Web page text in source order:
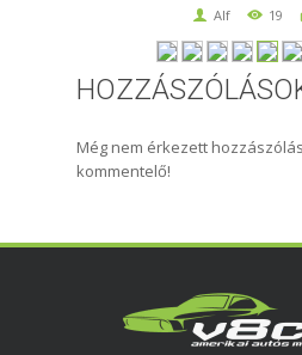
Alf 19
Még nem érkezett
kommentelő!